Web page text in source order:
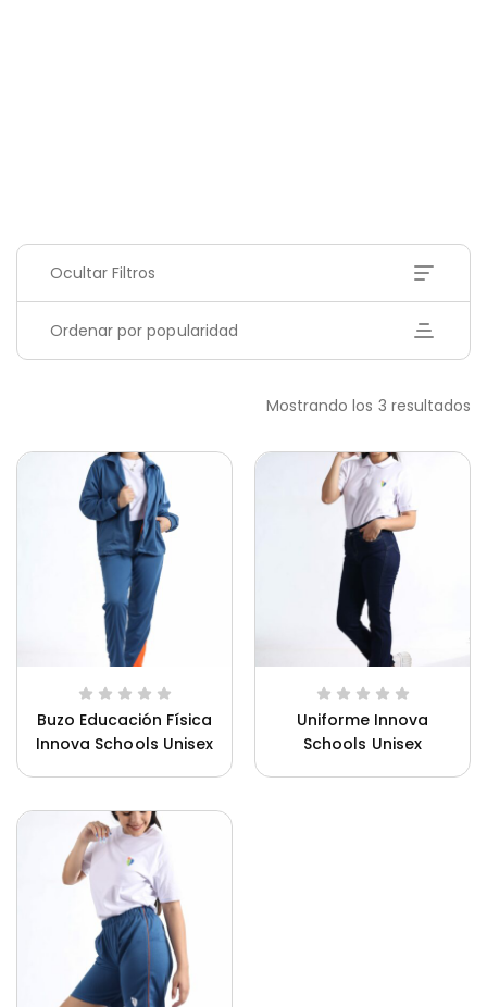
Ocultar Filtros
Ordenar por popularidad
Mostrando los 3 resultados
Uniforme Innova Schools Unisex
Buzo Educación Física
Innova Schools Unisex
Uniforme Innova
Schools Unisex